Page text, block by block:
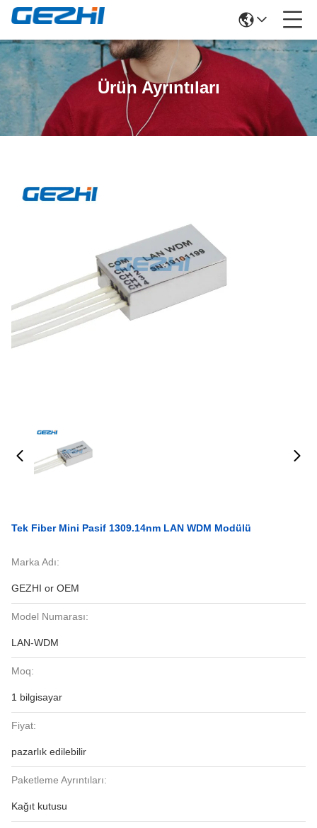
Ürün Ayrıntıları
Tek Fiber Mini Pasif 1309.14nm LAN WDM Modülü
Marka Adı:
GEZHI or OEM
Model Numarası:
LAN-WDM
Moq:
1 bilgisayar
Fiyat:
pazarlık edilebilir
Paketleme Ayrıntıları:
Kağıt kutusu